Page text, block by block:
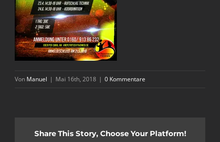
Von Manuel | Mai 16th, 2018 | 0 Kommentare
Share This Story, Choose Your Platform!